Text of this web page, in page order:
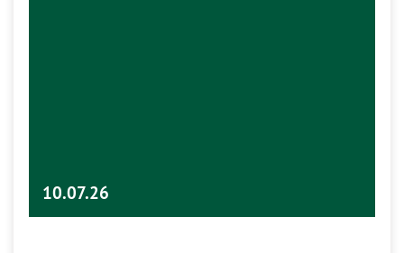
10.07.26